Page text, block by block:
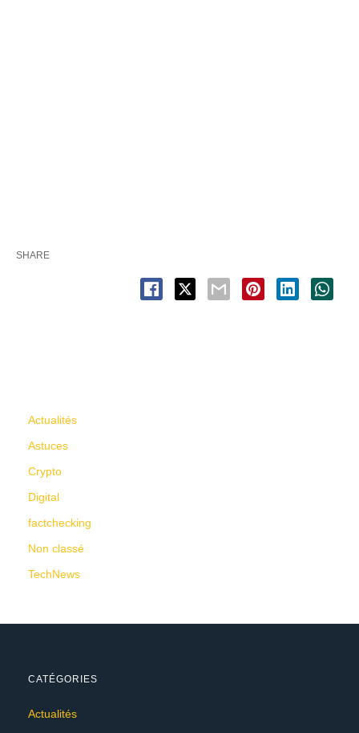
SHARE
Actualités
Astuces
Crypto
Digital
factchecking
Non classé
TechNews
CATÉGORIES
Actualités